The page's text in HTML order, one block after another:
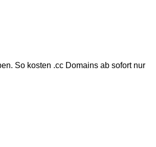
So kosten .cc Domains ab sofort nur